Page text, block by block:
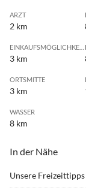
ARZT
2 km
3 km
ORTSMITTE
3 km
WASSER
8 km
In der Nähe
Unsere Freizeittipps